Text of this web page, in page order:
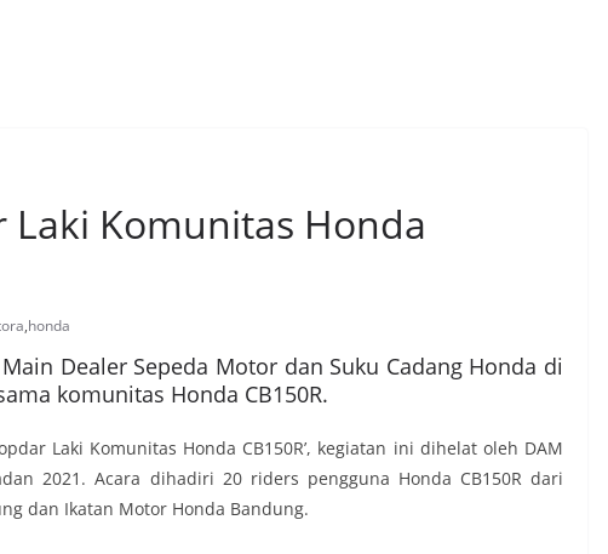
Laki Komunitas Honda
,honda
Dealer Sepeda Motor dan Suku Cadang Honda di
komunitas Honda CB150R.
Laki Komunitas Honda CB150R’, kegiatan ini dihelat oleh DAM
2021. Acara dihadiri 20 riders pengguna Honda CB150R dari
dan Ikatan Motor Honda Bandung.